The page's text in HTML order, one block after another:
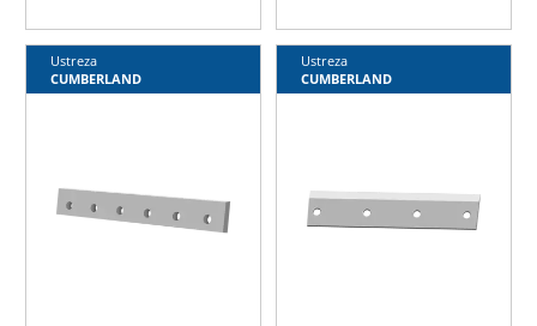
Ustreza
CUMBERLAND
Ustreza
CUMBERLAND